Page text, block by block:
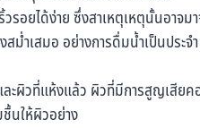
วรอยได้ง่าย ซึ่งสาเหตุเหตุนั้นอา
ำเสมอ อย่างการดื่มน้ำเป็นประ
ะผิวที่แห้งแล้ว ผิวที่มีการสูญเสี
นให้ผิวอย่าง